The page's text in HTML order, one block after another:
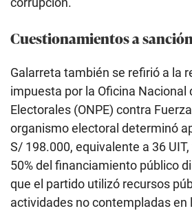
Cuestionamientos a
Galarreta también se refirió a la
impuesta por la Oficina Nacional
Electorales (ONPE) contra
organismo electoral determinó
S/ 198.000, equivalente a 36 UIT,
50% del financiamiento público
que el partido utilizó recursos
actividades no contempladas en